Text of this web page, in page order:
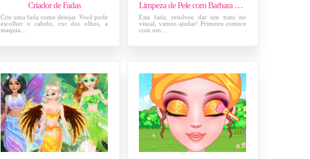
Criador de Fadas
Crie uma fada como desejar. Você pode
escolher o cabelo, cor dos olhos, a
maquia...
Limpeza de Pele com Barbara Fada
Esta fada, resolveu dar um trato no
visual, vamos ajudar! Primeiro comece
com um...